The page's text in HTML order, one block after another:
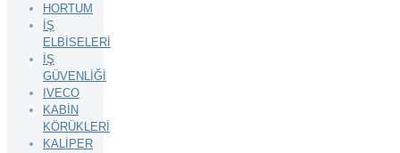
HORTUM
İŞ
ELBİSELERİ
İŞ
GÜVENLİĞİ
IVECO
KABİN
KÖRÜKLERİ
KALİPER